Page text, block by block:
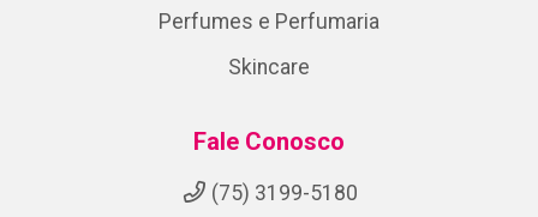
Perfumes e Perfumaria
Skincare
Fale Conosco
(75) 3199-5180